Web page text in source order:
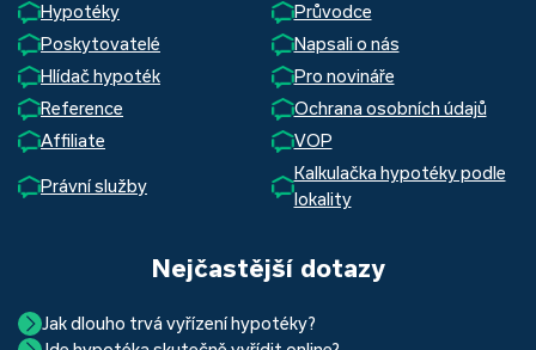
Hypotéky
Průvodce
Poskytovatelé
Napsali o nás
Hlídač hypoték
Pro novináře
Reference
Ochrana osobních údajů
Affiliate
VOP
Právní služby
Kalkulačka hypotéky podle
lokality
Nejčastější dotazy
Jak dlouho trvá vyřízení hypotéky?